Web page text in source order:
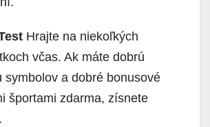
Hrajte na niekoľkých
včas. Ak máte dobrú
symbolov a dobré bonusové
športami zdarma, zísnete